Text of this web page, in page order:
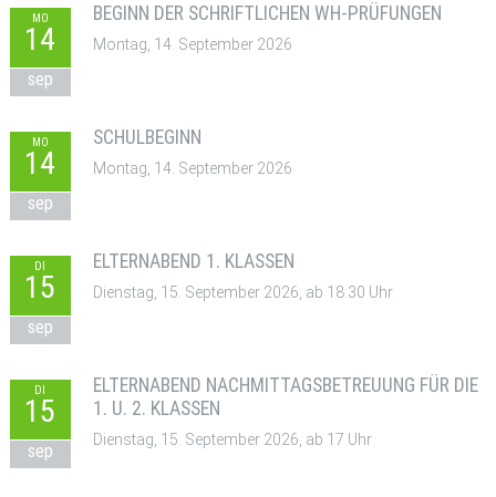
MO
14
sep
BEGINN DER SCHRIFTLICHEN WH-PRÜFUNGEN
Montag, 14. September 2026
MO
14
sep
SCHULBEGINN
Montag, 14. September 2026
DI
15
sep
ELTERNABEND 1. KLASSEN
Dienstag, 15. September 2026, ab 18:30 Uhr
DI
15
sep
ELTERNABEND NACHMITTAGSBETREUUNG FÜR DIE
1. U. 2. KLASSEN
Dienstag, 15. September 2026, ab 17 Uhr